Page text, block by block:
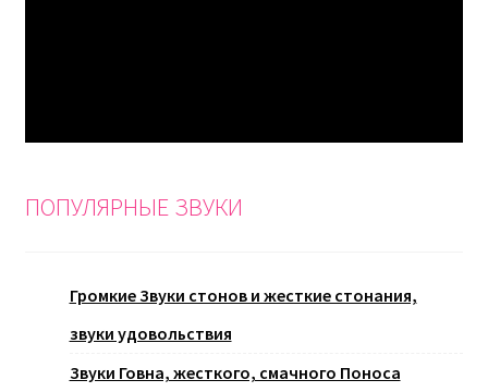
ПОПУЛЯРНЫЕ ЗВУКИ
Громкие Звуки стонов и жесткие стонания,
звуки удовольствия
Звуки Говна, жесткого, смачного Поноса